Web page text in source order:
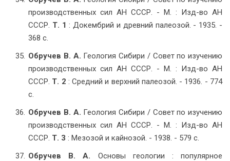
производственных сил АН СССР. - М. : Изд-во АН
СССР. Т. 1 : Докембрий и древний палеозой. - 1935. -
368 с.
Обручев В. А. Геология Сибири / Совет по изучению
производственных сил АН СССР. - М. : Изд-во АН
СССР. Т. 2 : Средний и верхний палеозой. - 1936. - 774
с.
Обручев В. А. Геология Сибири / Совет по изучению
производственных сил АН СССР. - М. : Изд-во АН
СССР. Т. 3 : Мезозой и кайнозой. - 1938. - 579 с.
Обручев В. А. Основы геологии : популярное